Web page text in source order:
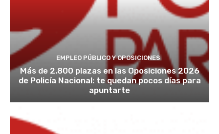
EMPLEO PÚBLICO Y OPOSICIONES
Más de 2.800 plazas en las Oposiciones 2026
de Policía Nacional: te quedan pocos días para
apuntarte